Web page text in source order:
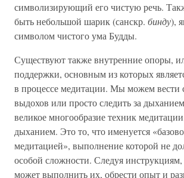
символизирующий его чистую речь.
быть небольшой шарик (санскр. бинду),
символом чистого ума Будды.
Существуют также внутренние опоры,
поддержки, основным из которых
в процессе медитации. Мы можем вести
выдохов или просто следить за
великое многообразие техник
дыханием. Это то, что именуется
медитацией», выполнение которой не
особой сложности. Следуя
может выполнить их, обрести опыт и